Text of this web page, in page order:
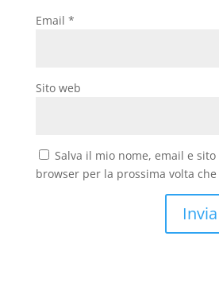
Email *
Sito web
Salva il mio nome, email e
browser per la prossima volta